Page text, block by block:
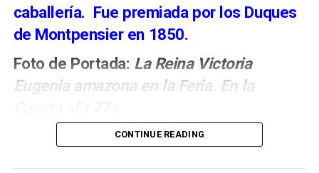
Marchena en la conquista de
Málaga
caballería. Fue premiada por los Duques
de Montpensier en 1850.
Foto de Portada: La Reina Victoria
Eugenia amazona en la Feria. En la
CONTINUE READING